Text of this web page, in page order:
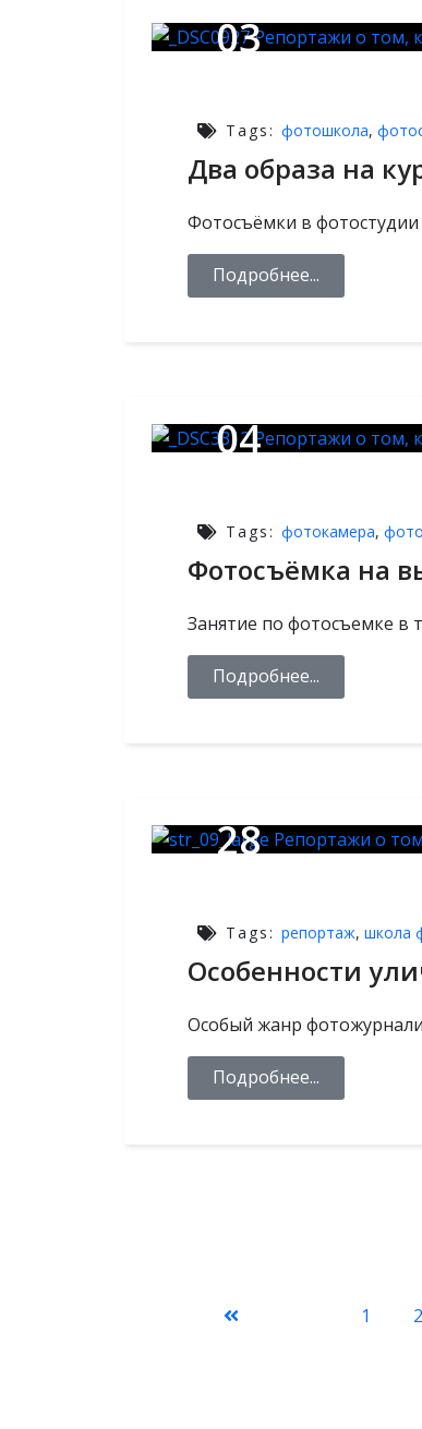
03
Tags: фотошкола,
Два образа на
Фотосъёмки в
Подробнее...
04
Tags: фотокамера,
Фотосъёмка на
Занятие по фотосъемке в
Подробнее...
28
Tags: репортаж, школа
Особенности
Особый жанр
Подробнее...
1 2